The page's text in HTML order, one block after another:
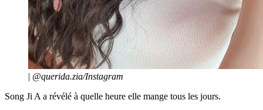
| @querida.zia/Instagram
Song Ji A a révélé à quelle heure elle mange tous les jours.